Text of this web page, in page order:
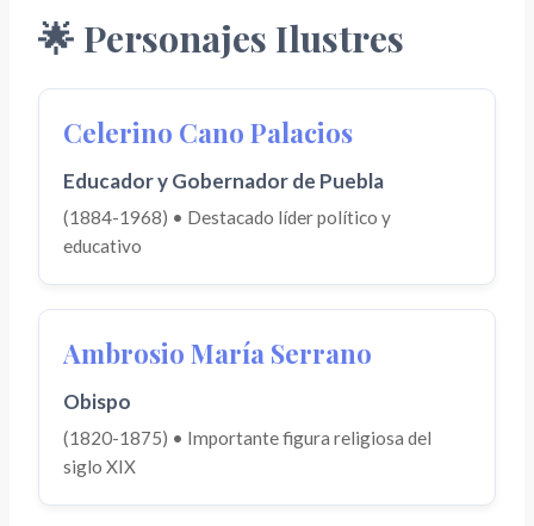
🌟 Personajes Ilustres
Celerino Cano Palacios
Educador y Gobernador de Puebla
(1884-1968) • Destacado líder político y
educativo
Ambrosio María Serrano
Obispo
(1820-1875) • Importante figura religiosa del
siglo XIX